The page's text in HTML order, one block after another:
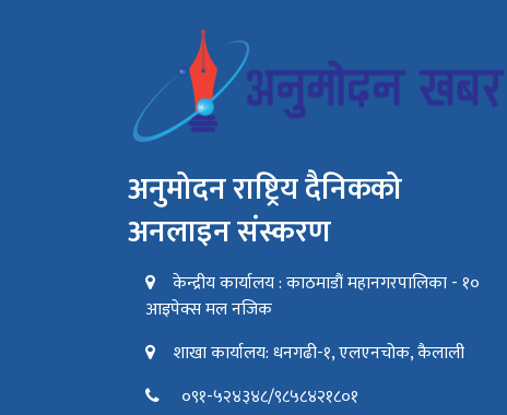
अनुमोदन राष्ट्रिय दैनिकको
अनलाइन संस्करण
केन्द्रीय कार्यालय : काठमाडौं महानगरपालिका - १०
आइपेक्स मल नजिक
शाखा कार्यालय: धनगढी-१, एलएनचोक, कैलाली
०९१-५२४३४८/९८५८४२१८०१